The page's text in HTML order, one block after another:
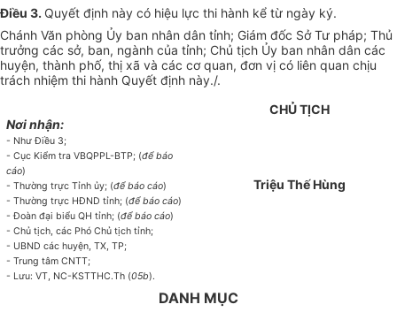
Điều 3. Quyết định này có hiệu lực thi hành kể từ ngày ký.
Chánh Văn phòng Ủy ban nhân dân tỉnh; Giám đốc Sở Tư pháp; Thủ
trưởng các sở, ban, ngành của tỉnh; Chủ tịch Ủy ban nhân dân các
huyện, thành phố, thị xã và các cơ quan, đơn vị có liên quan chịu
trách nhiệm thi hành Quyết định này./.
Nơi nhận:
- Như Điều 3;
- Cục Kiểm tra VBQPPL-BTP; (để báo
cáo)
- Thường trực Tỉnh ủy; (để báo cáo)
- Thường trực HĐND tỉnh; (để báo cáo)
- Đoàn đại biểu QH tỉnh; (để báo cáo)
- Chủ tịch, các Phó Chủ tịch tỉnh;
- UBND các huyện, TX, TP;
- Trung tâm CNTT;
- Lưu: VT, NC-KSTTHC.Th (05b).
CHỦ TỊCH
Triệu Thế Hùng
DANH MỤC